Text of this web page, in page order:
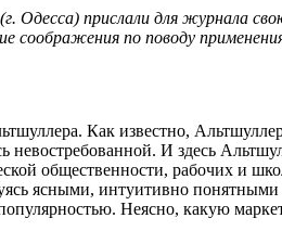
прислали для журнала
соображения по поводу
Как известно,
невостребованной. И здесь
общественности, рабочих и
ясными, интуитивно
Неясно, какую